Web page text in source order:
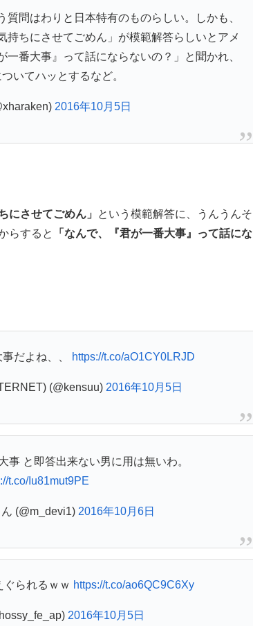
質問はわりと日本特有のものらしい。しかも、
持ちにさせてごめん」が模範解答らしいとアメ
番大事』って話にならないの？」と聞かれ、
いてハッとするなど。
2016年10月5日
にさせてごめん」
という模範解答に、うんうんそ
らすると
「なんで、『君が一番大事』って話にな
だよね、、 https://t.co/aO1CY0LRJD
(@kensuu) 2016年10月5日
事 と即答出来ない男に用は無いわ。
t.co/Iu81mut9PE
(@m_devi1) 2016年10月6日
られるｗｗ https://t.co/ao6QC9C6Xy
2016年10月5日